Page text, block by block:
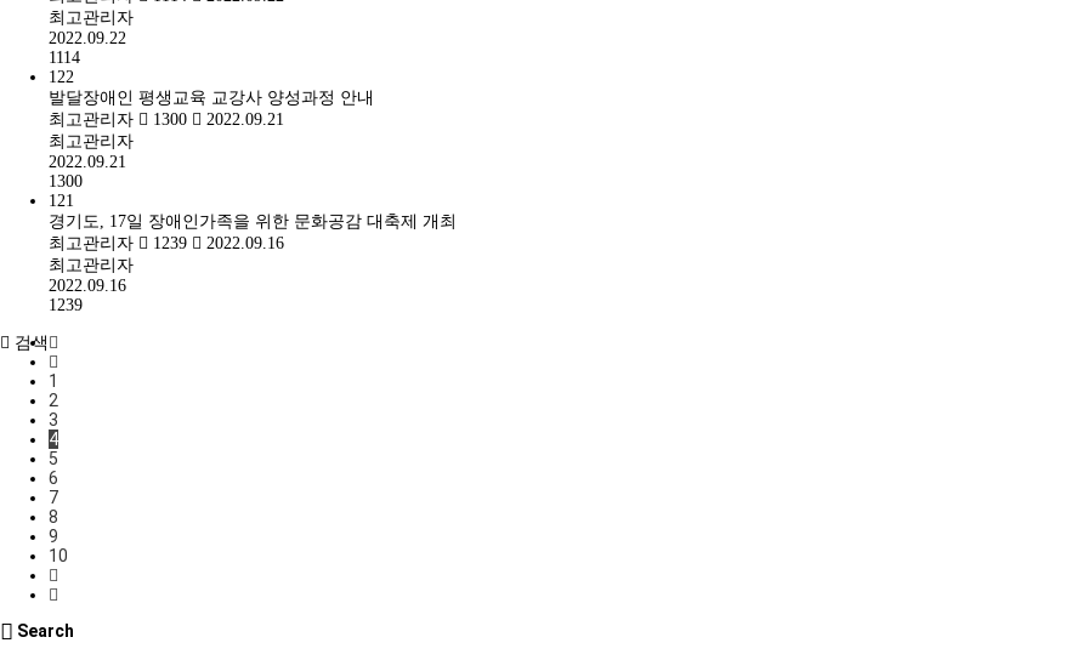
최고관리자
2022.09.22
1114
122
발달장애인 평생교육 교강사 양성과정 안내
최고관리자
1300
2022.09.21
최고관리자
2022.09.21
1300
121
경기도, 17일 장애인가족을 위한 문화공감 대축제 개최
최고관리자
1239
2022.09.16
최고관리자
2022.09.16
1239
검색
1
2
3
4
5
6
7
8
9
10
Search